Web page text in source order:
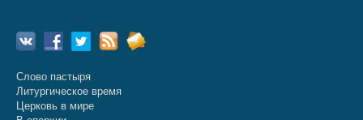
Слово пастыря
Литургическое время
Церковь в мире